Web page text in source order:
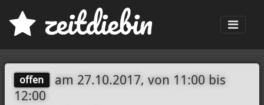
zeitdiebin
offen am 27.10.2017, von 11:00 bis
12:00